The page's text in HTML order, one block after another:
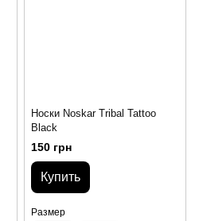
Носки Noskar Tribal Tattoo
Black
150 грн
Купить
Размер